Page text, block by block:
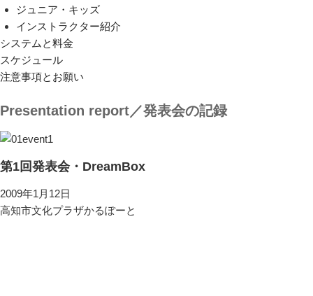
ジュニア・キッズ
インストラクター紹介
システムと料金
スケジュール
注意事項とお願い
Presentation report／発表会の記録
第1回発表会・DreamBox
2009年1月12日
高知市文化プラザかるぽーと